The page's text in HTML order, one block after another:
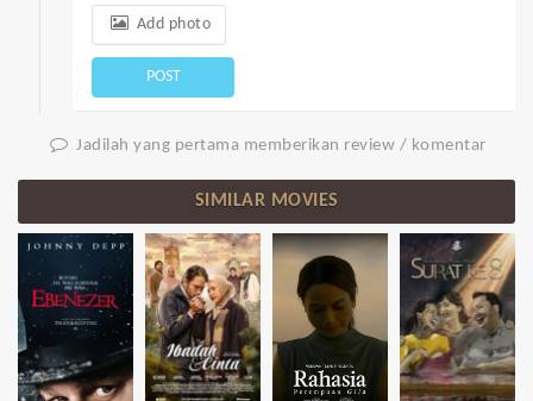
Add photo
POST
Jadilah yang pertama memberikan review / komentar
SIMILAR MOVIES